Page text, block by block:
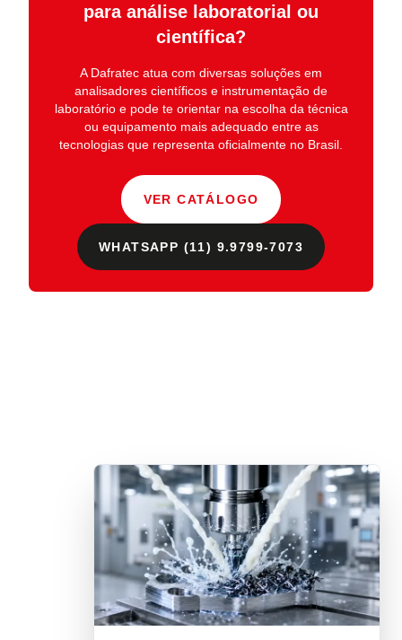
para análise laboratorial ou
científica?
A Dafratec atua com diversas soluções em
analisadores científicos e instrumentação de
laboratórioe pode te orientar na escolha da técnica
ou equipamento mais adequado entre as
tecnologias que representa oficialmente no Brasil.
VER CATÁLOGO
WHATSAPP (11) 9.9799-7073